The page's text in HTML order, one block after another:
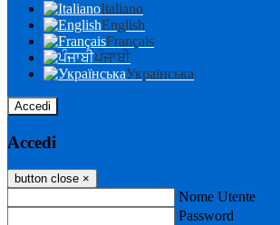
Italiano
English
Français
ਪੰਜਾਬੀ
Українська
Accedi
Accedi
button close ×
Nome Utente
Password